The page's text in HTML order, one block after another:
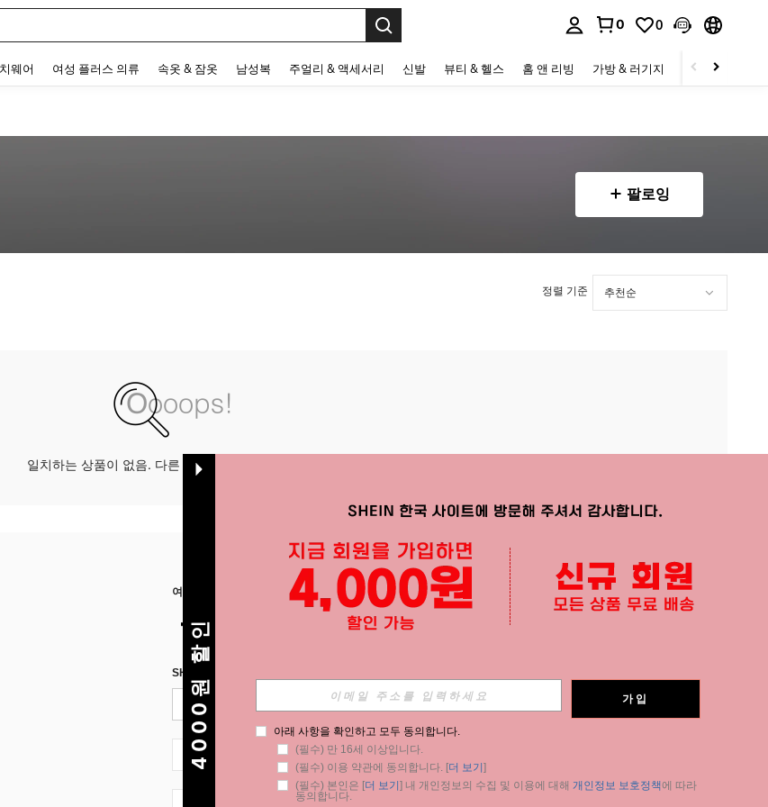
0 0
웨어 여성 플러스 의류 속옷 & 잠옷 남성복 주얼리 & 액세서리 신발 뷰티 & 헬스 홈 앤 리빙 가방 & 러기지 스포츠 & 아웃
팔로잉
정렬 기준
일치하는 상품이 없음. 다른 옵션으로 시도하십시오.
여기에서 저희를 찾아주세요 APP
SHEIN STYLE NEWS에 등록하세요.
KR + 82
4000원 할인 가입
아래 사항을 확인하고 모두 동의합니다.
(필수) 만 16세 이상입니다.
(필수) 이용 약관에 동의합니다. [더 보기 ]
(필수) 본인은 [더 보기 ] 내 개인정보의 수집 및 이용에 대해 개인정보 보호정책에 따라
동의합니다.